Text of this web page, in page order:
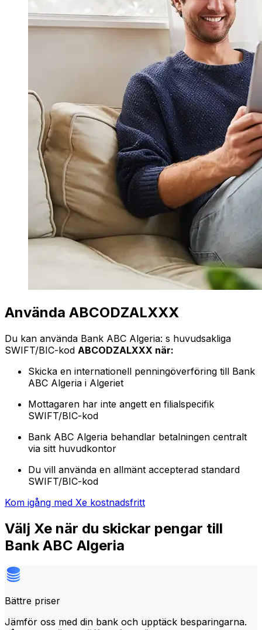
Använda ABCODZALXXX
Du kan använda Bank ABC Algeria: s huvudsakliga
SWIFT/BIC-kod ABCODZALXXX när:
Skicka en internationell penningöverföring till Bank
ABC Algeria i Algeriet
Mottagaren har inte angett en filialspecifik
SWIFT/BIC-kod
Bank ABC Algeria behandlar betalningen centralt
via sitt huvudkontor
Du vill använda en allmänt accepterad standard
SWIFT/BIC-kod
Kom igång med Xe kostnadsfritt
Välj Xe när du skickar pengar till
Bank ABC Algeria
Bättre priser
Jämför oss med din bank och upptäck besparingarna.